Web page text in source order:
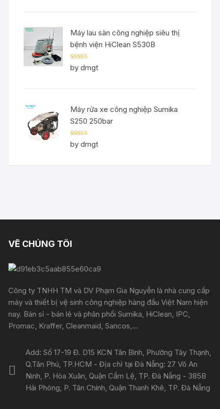
Máy lau sàn công nghiệp siêu thị
bệnh viện HiClean S530B
Rated5out
of 5
by dmgt
Máy rửa xe công nghiệp Sumika
S250 250bar
Rated5out
of 5
by dmgt
VỀ CHÚNG TÔI
Công ty TNHH TM và DV Phạm Gia Nguyễn là nhà cung cấp
máy và thiết bị vệ sinh công nghiệp hàng đầu Việt Nam hiện
nay. Bán sỉ - bán lẻ và phân phối Sumika, HiClean, IPC,
Promac, Kraffer, Cleanmaid, Sancos,...
Add: Số 17-19 Đ. D15 KCN Tân Bình, Phường Tây Thạnh,
Q.Tân Phú, TP.HCM - Địa chỉ tại Đà Nẵng: 27 Võ An
Ninh, P. Hòa Xuân, Quận Cẩm Lệ, TP. Đà Nẵng - 385B
Hải Phòng, P. Tân Chính, Quận Thanh Khê, TP. Đà Nẵng